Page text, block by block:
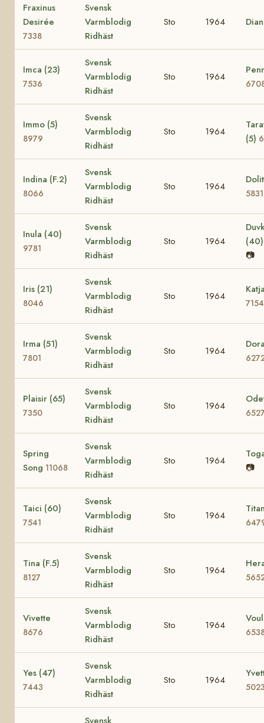
Fraxinus
Desirée
7338
Svensk
Varmblodig
Ridhäst
Sto 1964
Imca (23)
7536
Svensk
Varmblodig
Ridhäst
Sto 1964
Immo (5)
8979
Svensk
Varmblodig
Ridhäst
Sto 1964
(5)
Indina (F.2)
8066
Svensk
Varmblodig
Ridhäst
Sto 1964
5831
Inula (40)
9781
Svensk
Varmblodig
Ridhäst
Sto 1964
📷
Iris (21)
8046
Svensk
Varmblodig
Ridhäst
Sto 1964
7154
Irma (51)
7801
Svensk
Varmblodig
Ridhäst
Sto 1964
Plaisir (65)
7350
Svensk
Varmblodig
Ridhäst
Sto 1964
Spring
Song 11068
Svensk
Varmblodig
Ridhäst
Sto 1964
📷
Taici (60)
7541
Svensk
Varmblodig
Ridhäst
Sto 1964
Tina (F.5)
8127
Svensk
Varmblodig
Ridhäst
Sto 1964
Vivette
8676
Svensk
Varmblodig
Ridhäst
Sto 1964
Yes (47)
7443
Svensk
Varmblodig
Ridhäst
Sto 1964
Svensk